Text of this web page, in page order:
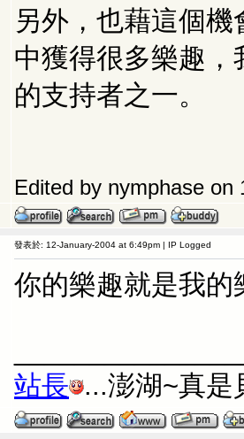
另外，也藉這個
中獲得很多樂趣
的支持者之一。
Edited by nymphase on
發表於: 12-January-2004 at 6:49pm | IP Logged
你的樂趣就是我
站長 ...澎湖~真是